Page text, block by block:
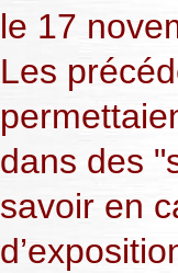
le 17
Les
dans des
savoir en